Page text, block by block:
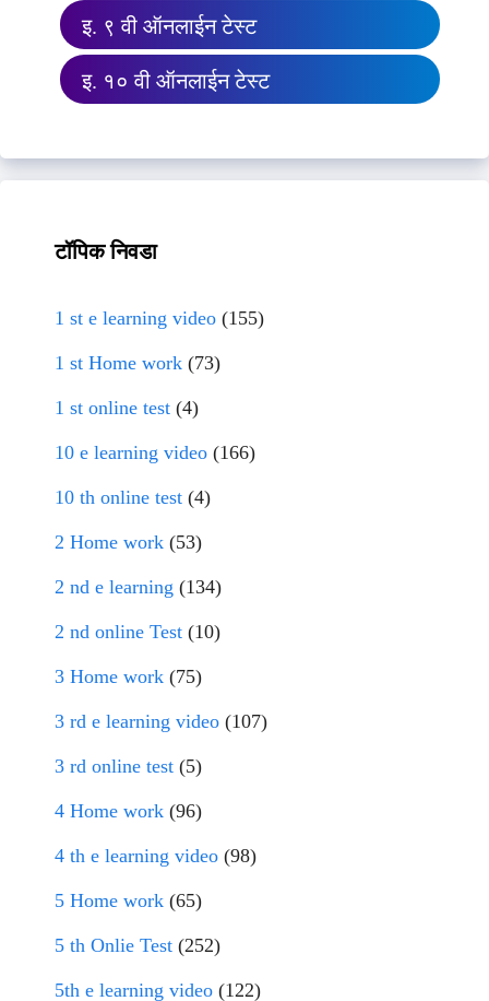
इ. ९ वी ऑनलाईन टेस्ट
इ. १० वी ऑनलाईन टेस्ट
टॉपिक निवडा
1 st e learning video (155)
1 st Home work (73)
1 st online test (4)
10 e learning video (166)
10 th online test (4)
2 Home work (53)
2 nd e learning (134)
2 nd online Test (10)
3 Home work (75)
3 rd e learning video (107)
3 rd online test (5)
4 Home work (96)
4 th e learning video (98)
5 Home work (65)
5 th Onlie Test (252)
5th e learning video (122)